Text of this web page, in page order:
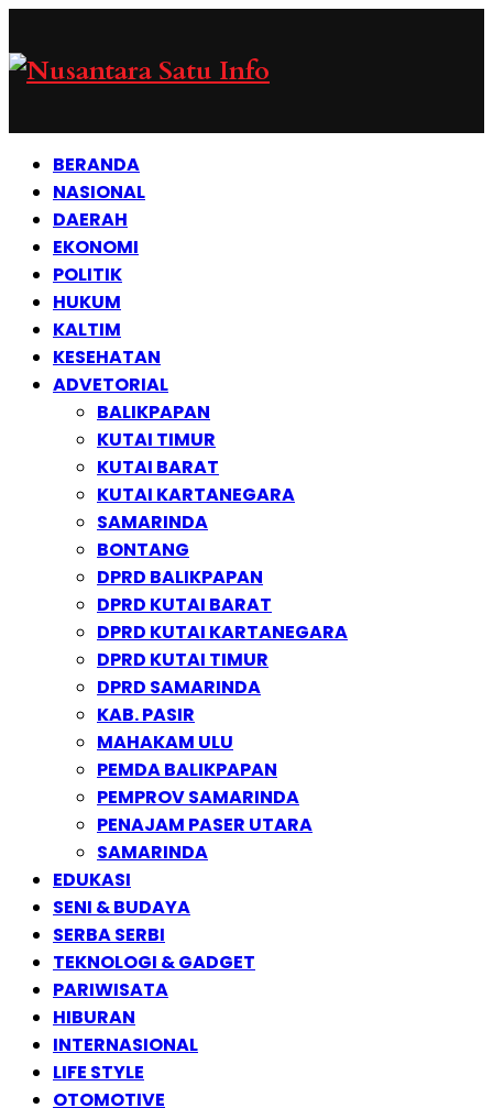
BERANDA
NASIONAL
DAERAH
EKONOMI
POLITIK
HUKUM
KALTIM
KESEHATAN
ADVETORIAL
BALIKPAPAN
KUTAI TIMUR
KUTAI BARAT
KUTAI KARTANEGARA
SAMARINDA
BONTANG
DPRD BALIKPAPAN
DPRD KUTAI BARAT
DPRD KUTAI KARTANEGARA
DPRD KUTAI TIMUR
DPRD SAMARINDA
KAB. PASIR
MAHAKAM ULU
PEMDA BALIKPAPAN
PEMPROV SAMARINDA
PENAJAM PASER UTARA
SAMARINDA
EDUKASI
SENI & BUDAYA
SERBA SERBI
TEKNOLOGI & GADGET
PARIWISATA
HIBURAN
INTERNASIONAL
LIFE STYLE
OTOMOTIVE